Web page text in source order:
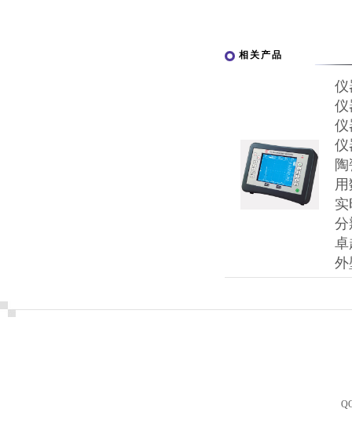
相关产品
仪
仪
仪
仪
分
卓
外